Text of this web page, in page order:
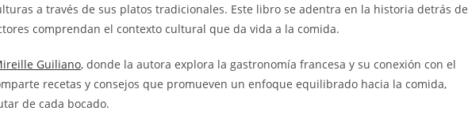
a través de sus platos tradicionales. Este libro se adentra en la historia detrás de
comprendan el contexto cultural que da vida a la comida.
Guiliano, donde la autora explora la gastronomía francesa y su conexión con el
recetas y consejos que promueven un enfoque equilibrado hacia la comida,
de cada bocado.